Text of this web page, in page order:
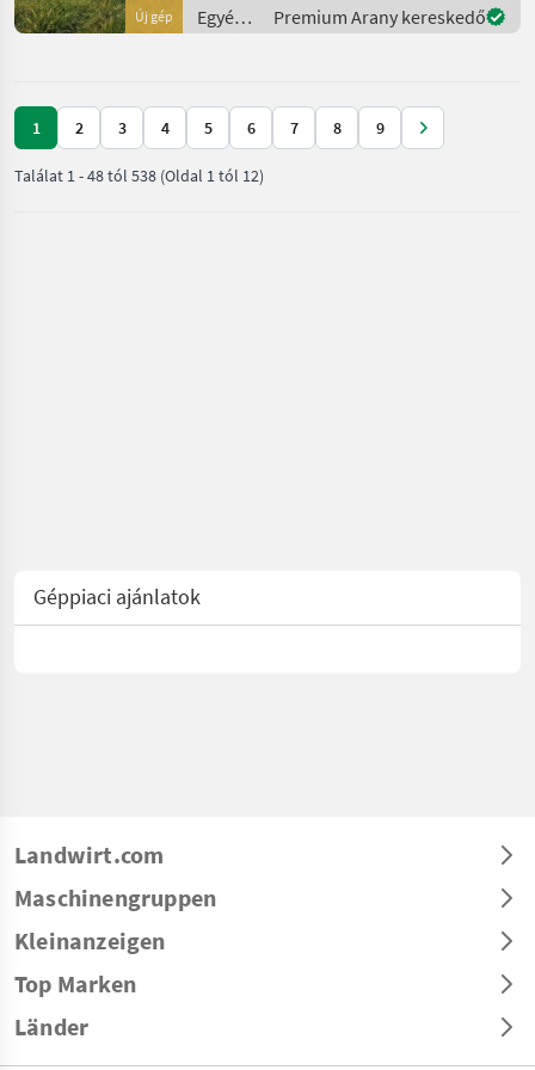
Új gép
für den Einsatz auf
Baustellen, Höfen, in
Egyéb
mezőgazdasági
Grizzly
Premium Arany kereskedő
1 2 3 4 5 6 7 8 9
Találat 1-48tól 538 (Oldal 1 tól 12)
Géppiaci ajánlatok
Landwirt.com
Maschinengruppen
Kleinanzeigen
Top Marken
Länder